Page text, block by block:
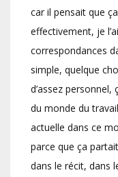
car il pensait que
effectivement, je
correspondances
simple, quelque
d’assez
du monde du
actuelle dans ce
parce que ça
dans le récit, dans